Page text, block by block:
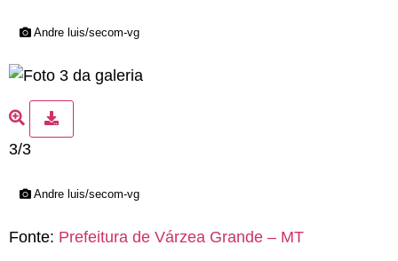
Andre luis/secom-vg
3/3
Andre luis/secom-vg
Fonte: Prefeitura de Várzea Grande – MT